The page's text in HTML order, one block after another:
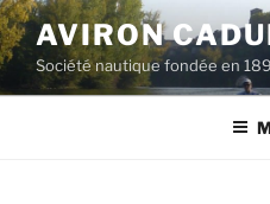
Aller
au
contenu
principal
AVIRON
Société nautique fondée en